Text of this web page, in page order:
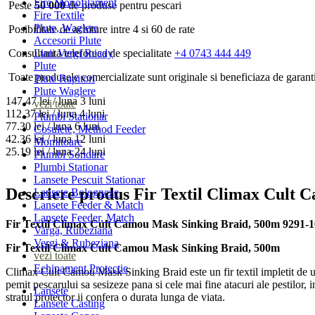
Lansete crap
Mulinete crap
Carlige pescuit crap
Plumbi, momitor
Fire Monofilament
Fire Textile
Plute, Waglere
Accesorii Plute
Linii Vergi Ready
Plute
Plute Rapitori
Plute Waglere
vezi toate
Plumbi Stationar
Cosulete, Method Feeder
Momitoare
Plumbi Sondare
Plumbi Stationar
Lansete Pescuit Stationar
Lansete Bologneze
Lansete Feeder & Match
Lansete Feeder, Match
Varga, Rubeziana
Vergi & Rubeziana
vezi toate
Echipament Protectie
Juvelnice
Minciog
Accesorii
Lansete
Lansete Casting
Peste50 000de produse pentru pescari
Posibilitate de achitare intre 4 si 60 de rate
Consultanta telefonica de specialitate +4 0743 444 449
Toate produsele comercializate sunt originale si beneficiaza de
147.47lei / luna3 luni
112.37lei / luna4 luni
77.30 lei / luna6 luni
42.36 lei / luna12 luni
25.19 lei / luna24 luni
Descriere produs Fir Textil Climax Cult
Fir Textil Climax Cult Camou Mask Sinking Braid, 500m 9291-
Fir Textil Climax Cult Camou Mask Sinking Braid, 500m
Climax Cult Camou Mask Sinking Braid este un fir textil impletit de
pemit pescarului sa sesizeze pana si cele mai fine atacuri ale
stratul protector ii confera o durata lunga de viata.